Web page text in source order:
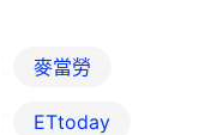
麥當勞
ETtoday